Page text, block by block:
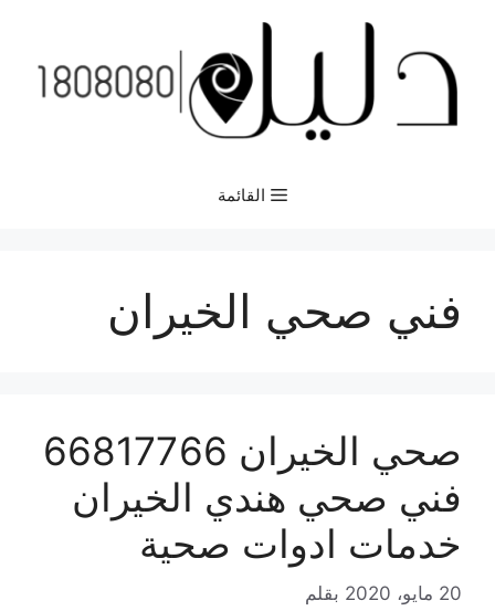
المحتوى
القائمة
فني صحي الخيران
صحي الخيران 66817766
فني صحي هندي الخيران
خدمات ادوات صحية
20 مايو، 2020 بقلم